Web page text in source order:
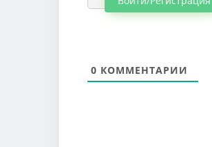
0 КОММЕНТАРИИ